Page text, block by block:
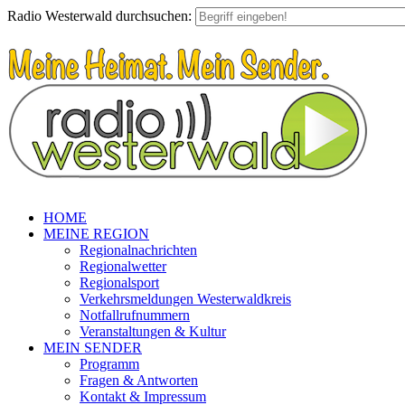
Radio Westerwald durchsuchen:
HOME
MEINE REGION
Regionalnachrichten
Regionalwetter
Regionalsport
Verkehrsmeldungen Westerwaldkreis
Notfallrufnummern
Veranstaltungen & Kultur
MEIN SENDER
Programm
Fragen & Antworten
Kontakt & Impressum